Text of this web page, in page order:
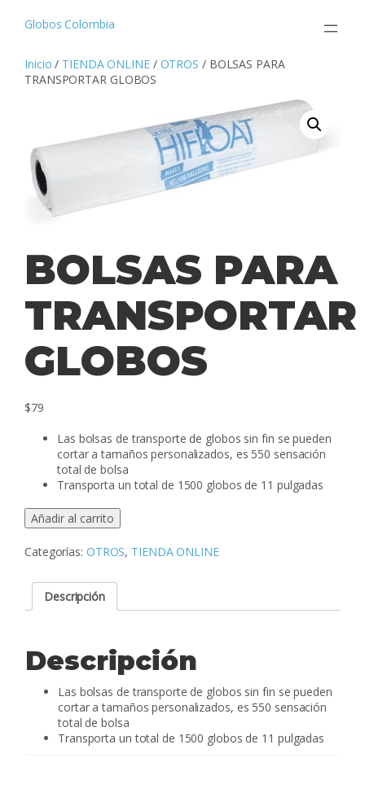
Globos Colombia
Inicio / TIENDA ONLINE/ OTROS / BOLSAS PARA
TRANSPORTAR GLOBOS
BOLSAS PARA
TRANSPORTAR
GLOBOS
$79
Las bolsas de transporte de globos sin fin se pueden
cortar a tamaños personalizados, es 550 sensación
total de bolsa
Transporta un total de 1500 globos de 11 pulgadas
BOLSAS
PARA
TRANSPORTAR
GLOBOS
Añadir al carrito
Categorías: OTROS, TIENDA ONLINE
Descripción
Descripción
Las bolsas de transporte de globos sin fin se pueden
cortar a tamaños personalizados, es 550 sensación
total de bolsa
Transporta un total de 1500 globos de 11 pulgadas